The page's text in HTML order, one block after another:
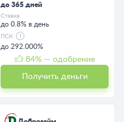
до 365 дней
Ставка
до 0.8% в день
ПСК
до 292.000%
84% — одобрение
Получить деньги